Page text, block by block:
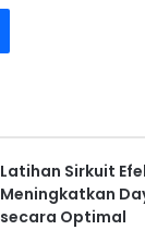
Latihan Sirkuit
Meningkatkan
secara Optimal